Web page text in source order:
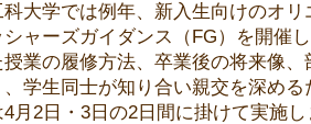
大学では例年、新入生向けのオ
シャーズガイダンス（FG）を開催
授業の履修方法、卒業後の将来像
、学生同士が知り合い親交を深め
月2日・3日の2日間に掛けて実施